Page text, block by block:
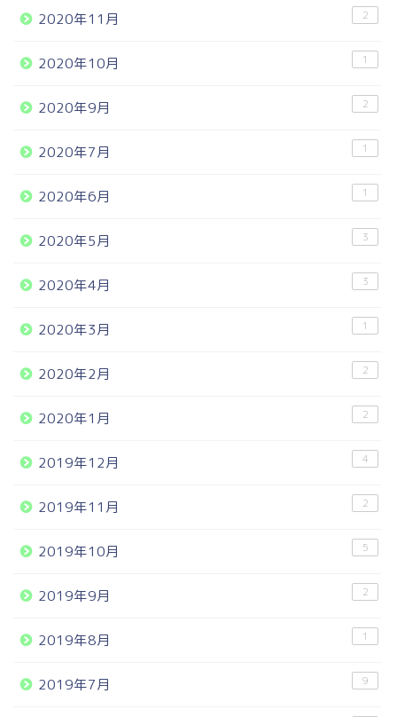
2020年11月 2
2020年10月 1
2020年9月 2
2020年7月 1
2020年6月 1
2020年5月 3
2020年4月 3
2020年3月 1
2020年2月 2
2020年1月 2
2019年12月 4
2019年11月 2
2019年10月 5
2019年9月 2
2019年8月 1
2019年7月 9